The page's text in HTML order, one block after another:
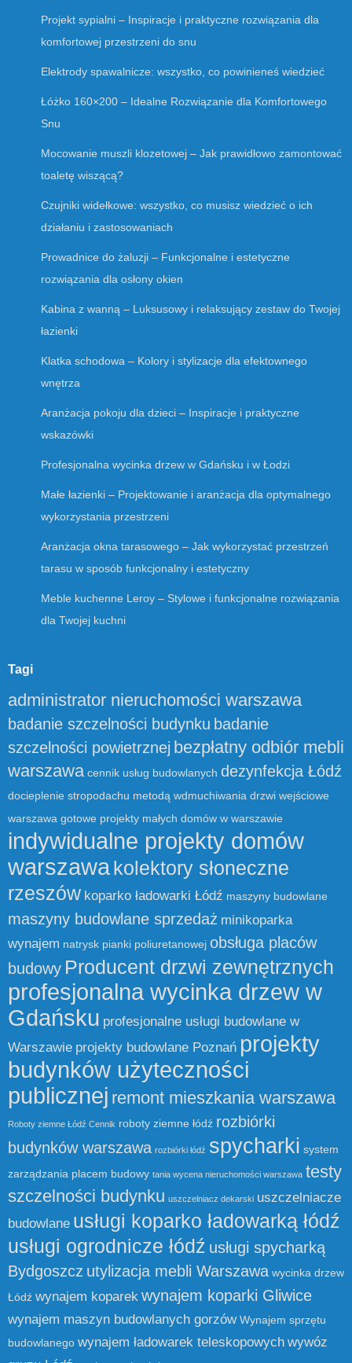
Projekt sypialni – Inspiracje i praktyczne rozwiązania dla
komfortowej przestrzeni do snu
Elektrody spawalnicze: wszystko, co powinieneś wiedzieć
Łóżko 160×200 – Idealne Rozwiązanie dla Komfortowego
Snu
Mocowanie muszli klozetowej – Jak prawidłowo zamontować
toaletę wiszącą?
Czujniki widełkowe: wszystko, co musisz wiedzieć o ich
działaniu i zastosowaniach
Prowadnice do żaluzji – Funkcjonalne i estetyczne
rozwiązania dla osłony okien
Kabina z wanną – Luksusowy i relaksujący zestaw do Twojej
łazienki
Klatka schodowa – Kolory i stylizacje dla efektownego
wnętrza
Aranżacja pokoju dla dzieci – Inspiracje i praktyczne
wskazówki
Profesjonalna wycinka drzew w Gdańsku i w Łodzi
Małe łazienki – Projektowanie i aranżacja dla optymalnego
wykorzystania przestrzeni
Aranżacja okna tarasowego – Jak wykorzystać przestrzeń
tarasu w sposób funkcjonalny i estetyczny
Meble kuchenne Leroy – Stylowe i funkcjonalne rozwiązania
dla Twojej kuchni
Tagi
administrator nieruchomości warszawa
badanie szczelności budynku badanie
szczelności powietrznej bezpłatny odbiór mebli
warszawa cennik usług budowlanych dezynfekcja Łódź
docieplenie stropodachu metodą wdmuchiwania drzwi wejściowe
warszawa gotowe projekty małych domów w warszawie
indywidualne projekty domów
warszawakolektory słoneczne
rzeszów koparko ładowarki Łódź maszyny budowlane
maszyny budowlane sprzedaż minikoparka
wynajem natrysk pianki poliuretanowej obsługa placów
budowy Producent drzwi zewnętrznych
profesjonalna wycinka drzew w
Gdańsku profesjonalne usługi budowlane w
Warszawie projekty budowlane Poznań projekty
budynków użyteczności
publicznej remont mieszkania warszawa
Roboty ziemne Łódź Cennik roboty ziemne łódź rozbiórki
budynków warszawa rozbiórki łódź spycharki system
zarządzania placem budowy tania wycena nieruchomości warszawa testy
szczelności budynku uszczelniacz dekarski uszczelniacze
budowlane usługi koparko ładowarką łódź
usługi ogrodnicze łódź usługi spycharką
Bydgoszcz utylizacja mebli Warszawa wycinka drzew
Łódź wynajem koparek wynajem koparki Gliwice
wynajem maszyn budowlanych gorzów Wynajem sprzętu
budowlanego wynajem ładowarek teleskopowych wywóz